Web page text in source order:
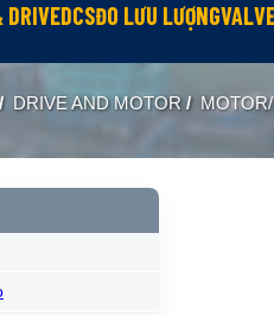
DRIVEDCSĐO LƯU LƯỢNG
/ DRIVE AND MOTOR /